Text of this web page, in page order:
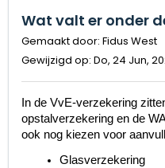
Wat valt er onder
Gemaakt door: Fidus West
Gewijzigd op: Do, 24 Jun,
In de VvE-verzekering
opstalverzekering en de
ook nog kiezen voor
Glasverzekering